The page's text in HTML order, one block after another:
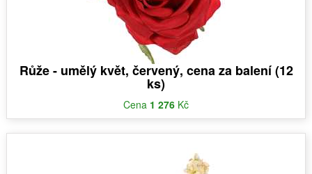
Růže - umělý květ, červený, cena za balení (12
ks)
Cena 1 276 Kč